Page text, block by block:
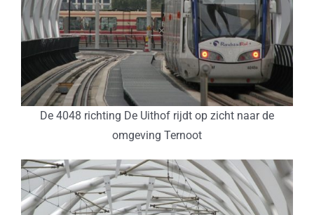
De 4048 richting De Uithof rijdt op zicht naar de
omgeving Ternoot